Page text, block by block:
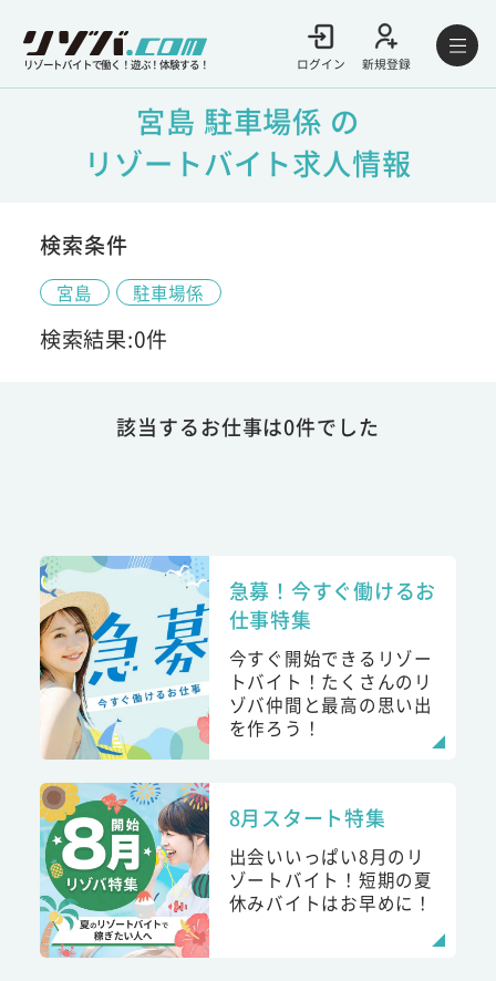
リゾートバイトで働く！遊ぶ！体験する！ ログイン 新規登録
宮島 駐車場係 の
リゾートバイト求人情報
検索条件
宮島 駐車場係
検索結果:0件
該当するお仕事は0件でした
急募！今すぐ働けるお
仕事特集
今すぐ開始できるリゾー
トバイト！たくさんのリ
ゾバ仲間と最高の思い出
を作ろう！
8月スタート特集
出会いいっぱい8月のリ
ゾートバイト！短期の夏
休みバイトはお早めに！